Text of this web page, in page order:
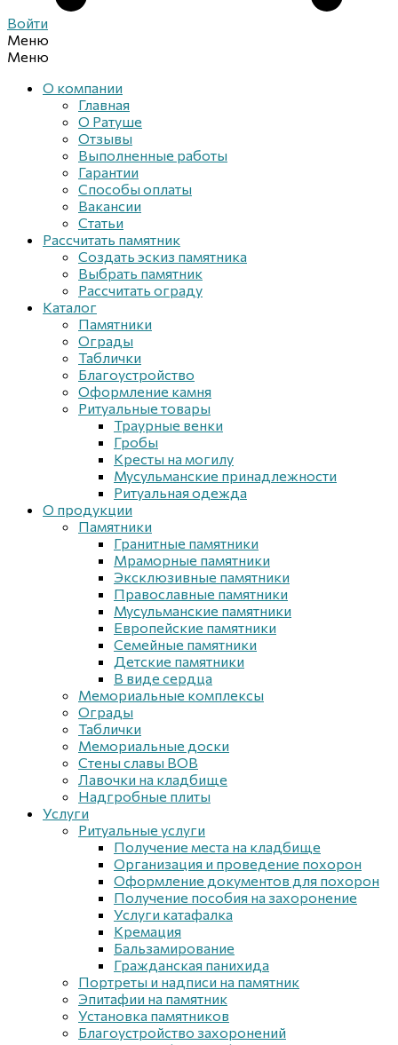
Войти
Меню
Меню
О компании
Главная
О Ратуше
Отзывы
Выполненные работы
Гарантии
Способы оплаты
Вакансии
Статьи
Рассчитать памятник
Создать эскиз памятника
Выбрать памятник
Рассчитать ограду
Каталог
Памятники
Ограды
Таблички
Благоустройствo
Оформление камня
Ритуальные товары
Траурные венки
Гробы
Кресты на могилу
Мусульманские принадлежности
Ритуальная одежда
О продукции
Памятники
Гранитные памятники
Мраморные памятники
Эксклюзивные памятники
Православные памятники
Мусульманские памятники
Европейские памятники
Семейные памятники
Детские памятники
В виде сердца
Мемориальные комплексы
Ограды
Таблички
Мемориальные доски
Стены славы ВОВ
Лавочки на кладбище
Надгробные плиты
Услуги
Ритуальные услуги
Получение места на кладбище
Организация и проведение похорон
Оформление документов для похорон
Получение пособия на захоронение
Услуги катафалка
Кремация
Бальзамирование
Гражданская панихида
Портреты и надписи на памятник
Эпитафии на памятник
Установка памятников
Благоустройство захоронений